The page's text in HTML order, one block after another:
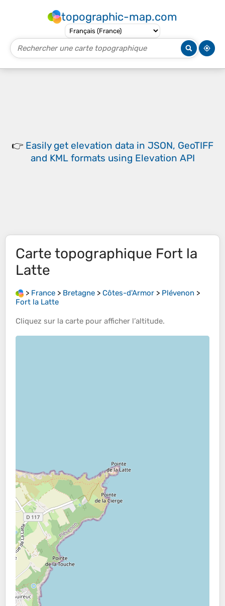
topographic-map.com
👉 Easily get elevation data in JSON, GeoTIFF
and KML formats using Elevation API
Carte topographique Fort la
Latte
> France > Bretagne > Côtes-d'Armor > Plévenon >
Fort la Latte
Cliquez sur la carte pour afficher l’altitude.